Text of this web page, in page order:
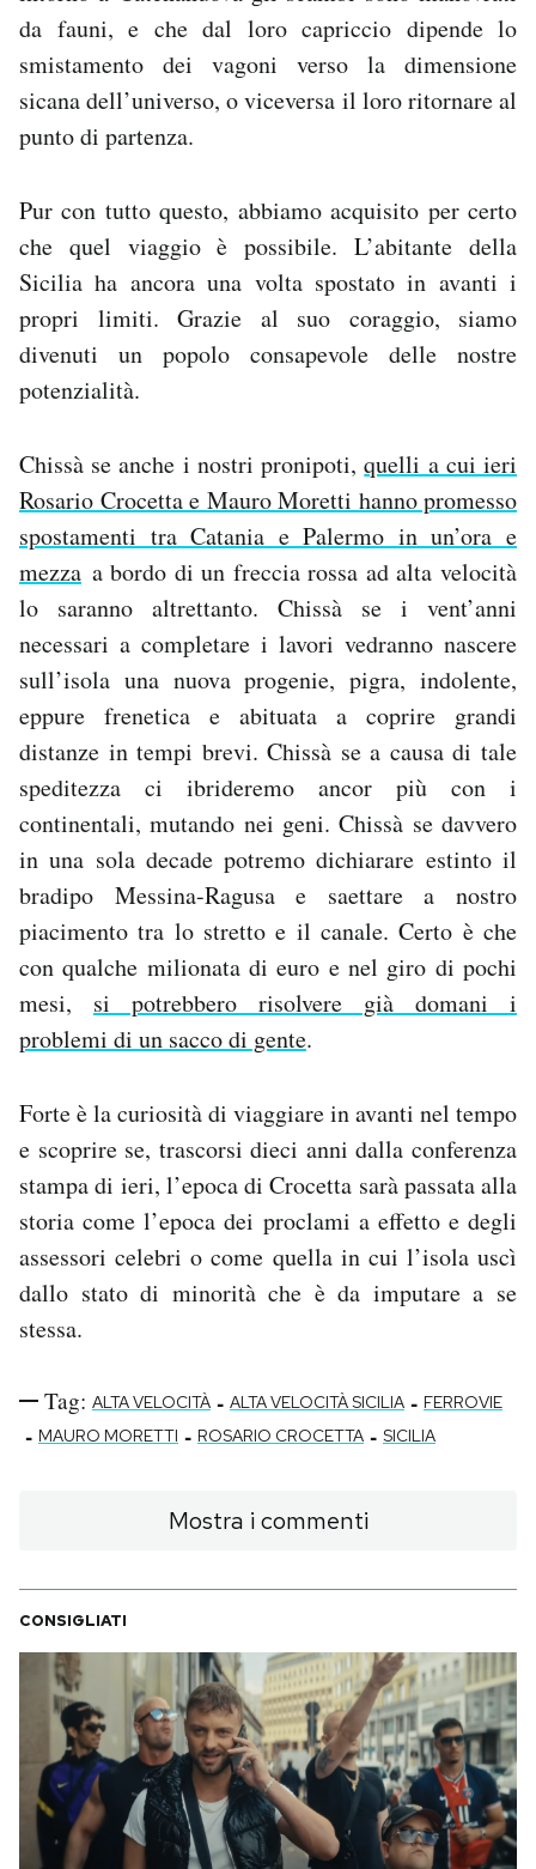
da fauni, e che dal loro capriccio dipende lo
smistamento dei vagoni verso la dimensione
sicana dell’universo, o viceversa il loro ritornare al
punto di partenza.
Pur con tutto questo, abbiamo acquisito per certo
che quel viaggio è possibile. L’abitante della
Sicilia ha ancora una volta spostato in avanti i
propri limiti. Grazie al suo coraggio, siamo
divenuti un popolo consapevole delle nostre
potenzialità.
Chissà se anche i nostri pronipoti,quelli a cui ieri
Rosario Crocetta e Mauro Moretti hanno promesso
spostamenti tra Catania e Palermo in un’ora e
mezza a bordo di un freccia rossa ad alta velocità
lo saranno altrettanto. Chissà se i vent’anni
necessari a completare i lavori vedranno nascere
sull’isola una nuova progenie, pigra, indolente,
eppure frenetica e abituata a coprire grandi
distanze in tempi brevi. Chissà se a causa di tale
speditezza ci ibrideremo ancor più con i
continentali, mutando nei geni. Chissà se davvero
in una sola decade potremo dichiarare estinto il
bradipo Messina-Ragusa e saettare a nostro
piacimento tra lo stretto e il canale. Certo è che
con qualche milionata di euro e nel giro di pochi
mesi, si potrebbero risolvere già domani i
problemi di un sacco di gente.
Forte è la curiosità di viaggiare in avanti nel tempo
e scoprire se, trascorsi dieci anni dalla conferenza
stampa di ieri, l’epoca di Crocetta sarà passata alla
storia come l’epoca dei proclami a effetto e degli
assessori celebri o come quella in cui l’isola uscì
dallo stato di minorità che è da imputare a se
stessa.
Tag: ALTA VELOCITÀ - ALTA VELOCITÀ SICILIA - FERROVIE
- MAURO MORETTI - ROSARIO CROCETTA - SICILIA
Mostra i commenti
CONSIGLIATI